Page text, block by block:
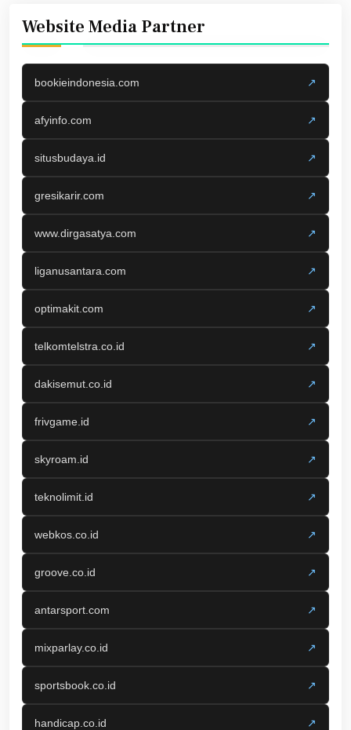
Website Media Partner
bookieindonesia.com ↗
afyinfo.com ↗
situsbudaya.id ↗
gresikarir.com ↗
www.dirgasatya.com ↗
liganusantara.com ↗
optimakit.com ↗
telkomtelstra.co.id ↗
dakisemut.co.id ↗
frivgame.id ↗
skyroam.id ↗
teknolimit.id ↗
webkos.co.id ↗
groove.co.id ↗
antarsport.com ↗
mixparlay.co.id ↗
sportsbook.co.id ↗
handicap.co.id ↗